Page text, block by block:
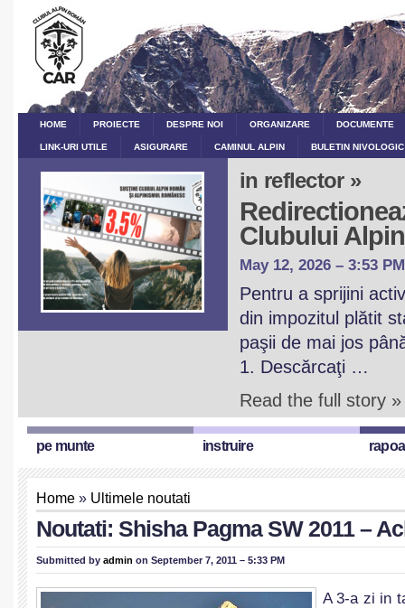
HOME PROIECTE DESPRE NOI ORGANIZARE DOCUMENTE
LINK-URI UTILE ASIGURARE CAMINUL ALPIN BULETIN
in reflector »
Clubului
May 12, 2026 – 3:53 PM
Pentru a sprijini
din impozitul plătit
paşii de mai jos
1. Descărcaţi …
Read the full story »
pe munte instruire
Home » Ultimele noutati
Noutati: Shisha Pagma SW 2011 –
Submitted by admin on September 7, 2011 – 5:33 PM
A 3-a zi in